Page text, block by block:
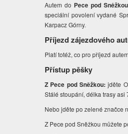
Autem do Pece pod Sněžkou
speciální povolení vydané
Karpacz Górny.
Příjezd zájezdového
Platí totéž, co pro příjezd
Přístup pěšky
Z Pece pod Sněžkou: jděte
Stálé stoupání, délka trasy asi
Nebo jděte po zelené značce
Z Pece pod Sněžkou můžete